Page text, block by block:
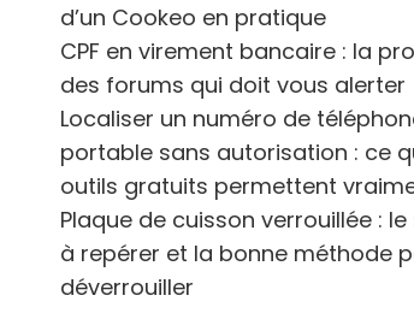
d’un Cookeo en pratique
CPF en virement bancaire : la
des forums qui doit vous alerter
Localiser un numéro de
portable sans autorisation : ce
outils gratuits permettent
Plaque de cuisson verrouillée :
à repérer et la bonne méthode
déverrouiller